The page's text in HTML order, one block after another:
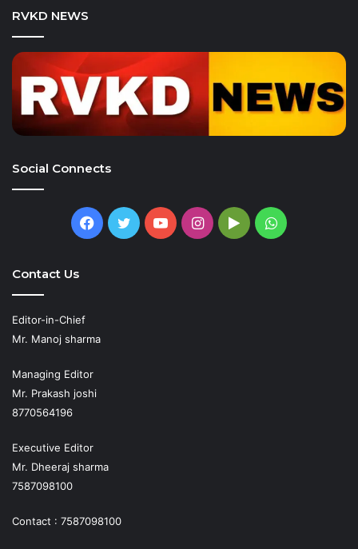
RVKD NEWS
Social Connects
Facebook
TwitterYouTubeInstagram
GoogleWhatsApp
Contact Us
Editor-in-Chief
Mr. Manoj sharma
Managing Editor
Mr. Prakash joshi
8770564196
Executive Editor
Mr. Dheeraj sharma
7587098100
Contact : 7587098100